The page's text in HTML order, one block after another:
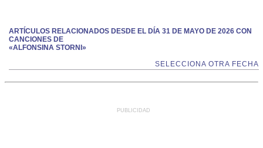
ARTÍCULOS RELACIONADOS DESDE EL DÍA 31 DE MAYO DE 2026 CON
CANCIONES DE
«ALFONSINA STORNI»
SELECCIONA OTRA FECHA
PUBLICIDAD